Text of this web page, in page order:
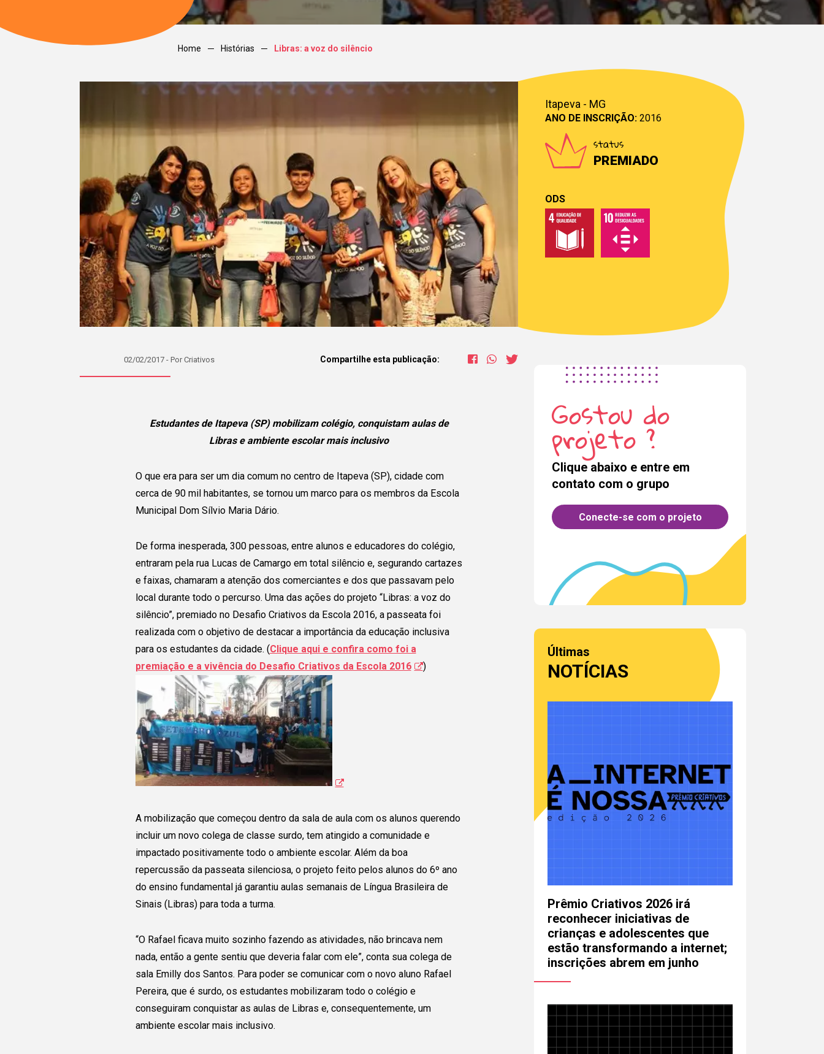
Home Histórias Libras: a voz do silêncio
Itapeva - MG
ANO DE INSCRIÇÃO: 2016
status
PREMIADO
ODS
02/02/2017 - Por Criativos Compartilhe esta publicação:
Estudantes de Itapeva (SP) mobilizam colégio, conquistam aulas de
Libras e ambiente escolar mais inclusivo
O que era para ser um dia comum no centro de Itapeva (SP), cidade com
cerca de 90 mil habitantes, se tornou um marco para os membros da Escola
Municipal Dom Sílvio Maria Dário.
De forma inesperada, 300 pessoas, entre alunos e educadores do colégio,
entraram pela rua Lucas de Camargo em total silêncio e, segurando cartazes
e faixas, chamaram a atenção dos comerciantes e dos que passavam pelo
local durante todo o percurso. Uma das ações do projeto “Libras: a voz do
silêncio”, premiado no Desafio Criativos da Escola 2016, a passeata foi
realizada com o objetivo de destacar a importância da educação inclusiva
para os estudantes da cidade. (Clique aqui e confira como foi a
premiação e a vivência do Desafio Criativos da Escola 2016
)
A mobilização que começou dentro da sala de aula com os alunos querendo
incluir um novo colega de classe surdo, tem atingido a comunidade e
impactado positivamente todo o ambiente escolar. Além da boa
repercussão da passeata silenciosa, o projeto feito pelos alunos do 6º ano
do ensino fundamental já garantiu aulas semanais de Língua Brasileira de
Sinais (Libras) para toda a turma.
“O Rafael ficava muito sozinho fazendo as atividades, não brincava nem
nada, então a gente sentiu que deveria falar com ele”, conta sua colega de
sala Emilly dos Santos. Para poder se comunicar com o novo aluno Rafael
Pereira, que é surdo, os estudantes mobilizaram todo o colégio e
conseguiram conquistar as aulas de Libras e, consequentemente, um
ambiente escolar mais inclusivo.
Gostou do
projeto ?
Clique abaixo e entre em
contato com o grupo
Conecte-se com o projeto
Últimas
NOTÍCIAS
Prêmio Criativos 2026 irá
reconhecer iniciativas de
crianças e adolescentes que
estão transformando a internet;
inscrições abrem em junho
Conecte-se
com o grupo! Nome Completo
Telefone (opcional)